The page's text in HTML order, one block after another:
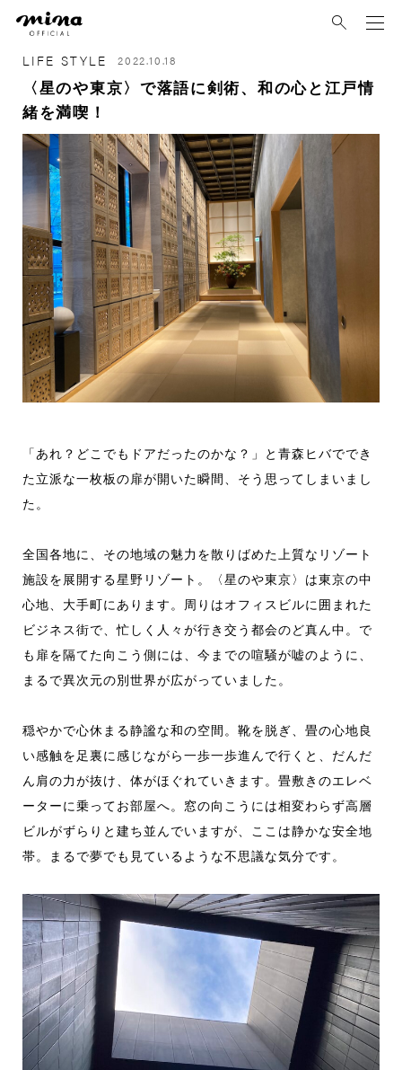
LIFE STYLE 2022.10.18
〈星のや東京〉で落語に剣術、和の心と江戸情
緒を満喫！
「あれ？どこでもドアだったのかな？」と青森ヒバででき
た立派な一枚板の扉が開いた瞬間、そう思ってしまいまし
た。
全国各地に、その地域の魅力を散りばめた上質なリゾート
施設を展開する星野リゾート。〈星のや東京〉は東京の中
心地、大手町にあります。周りはオフィスビルに囲まれた
ビジネス街で、忙しく人々が行き交う都会のど真ん中。で
も扉を隔てた向こう側には、今までの喧騒が嘘のように、
まるで異次元の別世界が広がっていました。
穏やかで心休まる静謐な和の空間。靴を脱ぎ、畳の心地良
い感触を足裏に感じながら一歩一歩進んで行くと、だんだ
ん肩の力が抜け、体がほぐれていきます。畳敷きのエレベ
ーターに乗ってお部屋へ。窓の向こうには相変わらず高層
ビルがずらりと建ち並んでいますが、ここは静かな安全地
帯。まるで夢でも見ているような不思議な気分です。